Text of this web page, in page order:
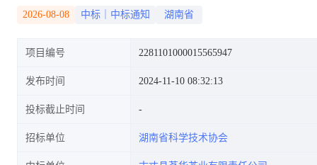
2026-08-08 中标｜中标通知 湖南省
项目编号 2281101000015565947
发布时间 2024-11-10 08:32:13
投标截止时间
招标单位 湖南省科学技术协会